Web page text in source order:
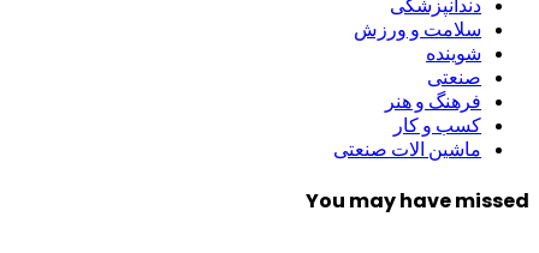
سلامت و ورزش
شوینده
صنعتی
فرهنگ و هنر
کسب و کار
ماشین الات صنعتی
You may have missed